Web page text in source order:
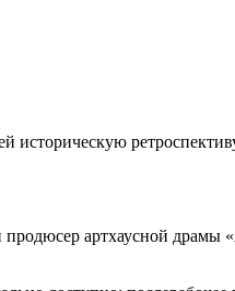
артхаусной драмы